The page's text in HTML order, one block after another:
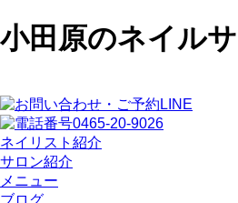
小田原のネイル
ネイリスト紹介
サロン紹介
メニュー
ブログ